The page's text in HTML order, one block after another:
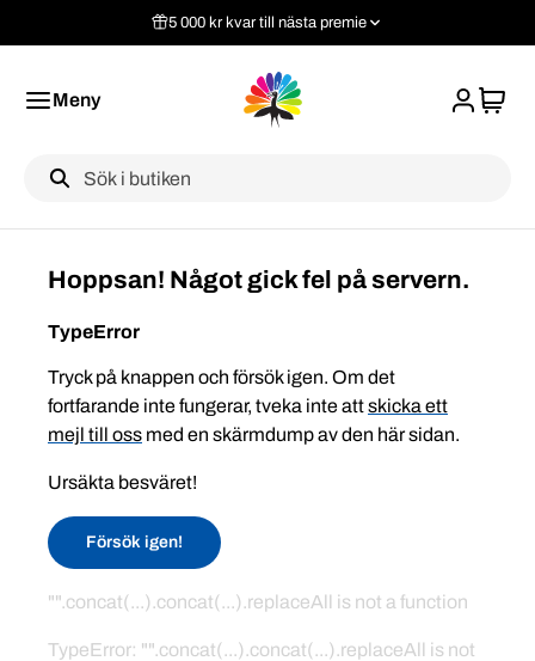
5 000 kr kvar till nästa premie
Meny
Label
Hoppsan! Något gick fel på servern.
TypeError
Tryck på knappen och försök igen. Om det
fortfarande inte fungerar, tveka inte attskicka ett
mejl till oss med en skärmdump av den här sidan.
Ursäkta besväret!
Försök igen!
"".concat(...).concat(...).replaceAll is not a function
TypeError: "".concat(...).concat(...).replaceAll is not